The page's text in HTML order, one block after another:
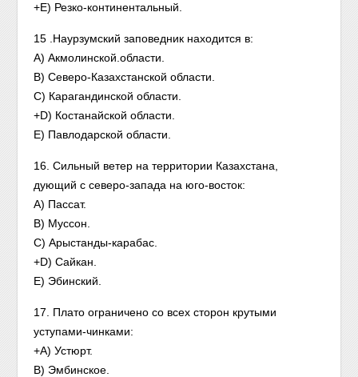
+E) Резко-континентальный.
15 .Наурзумский заповедник находится в:
A) Акмолинской.области.
B) Северо-Казахстанской области.
C) Карагандинской области.
+D) Костанайской области.
E) Павлодарской области.
16. Сильный ветер на территории Казахстана,
дующий с северо-запада на юго-восток:
A) Пассат.
B) Муссон.
C) Арыстанды-карабас.
+D) Сайкан.
Е) Эбинский.
17. Плато ограничено со всех сторон крутыми
уступами-чинками:
+A) Устюрт.
B) Эмбинское.